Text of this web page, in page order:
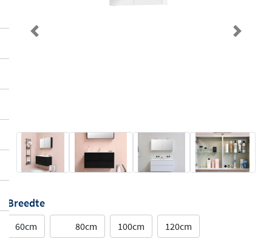
Previous Next
Breedte
60cm 80cm 100cm 120cm